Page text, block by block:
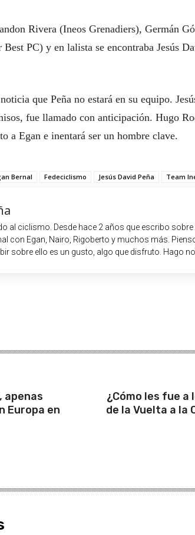
Rivera (Ineos Grenadiers), Germán
PC) y en lalista se encontraba Jesús
que Peña no estará en su equipo.
fue llamado con anticipación. Hugo
a Egan e inentará ser un hombre clave.
Bernal Fedeciclismo Jesús David Peña Team
al ciclismo. Desde hace 2 años que escribo sobre
con Egan, Nairo, Rigoberto y muchos más.
sobre ello es un gusto, algo que disfruto. Hago
apenas
Europa en
¿Cómo les fue a
de la Vuelta a la